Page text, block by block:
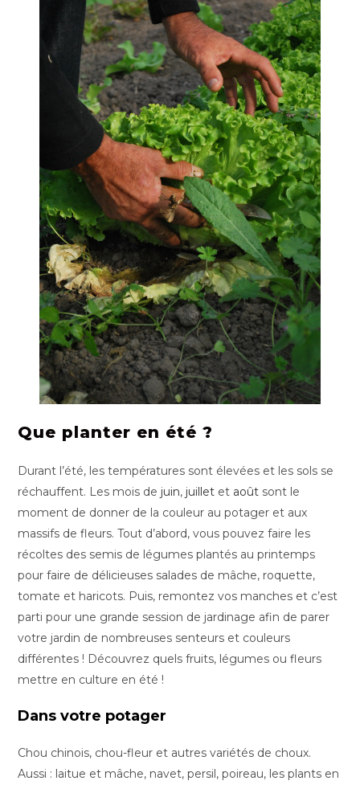
Que planter en été ?
Durant l’été, les températures sont élevées et les sols se
réchauffent. Les mois de juin, juillet et août sont le
moment de donner de la couleur au potager et aux
massifs de fleurs. Tout d’abord, vous pouvez faire les
récoltes des semis de légumes plantés au printemps
pour faire de délicieuses salades de mâche, roquette,
tomate et haricots. Puis, remontez vos manches et c’est
parti pour une grande session de jardinage afin de parer
votre jardin de nombreuses senteurs et couleurs
différentes ! Découvrez quels fruits, légumes ou fleurs
mettre en culture en été !
Dans votre potager
Chou chinois, chou-fleur et autres variétés de choux.
Aussi : laitue et mâche, navet, persil, poireau, les plants en